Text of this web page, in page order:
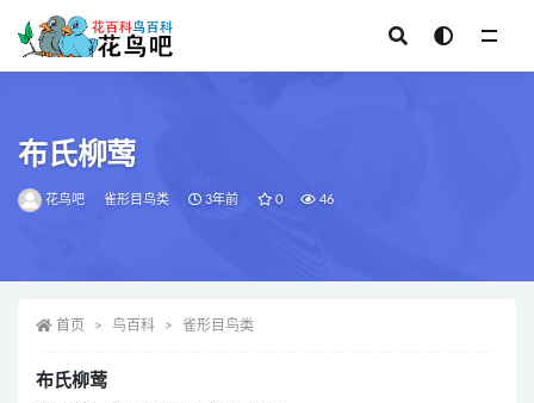
布氏柳莺
花鸟吧 雀形目鸟类 3年前 0 46
首页 鸟百科 雀形目鸟类
布氏柳莺